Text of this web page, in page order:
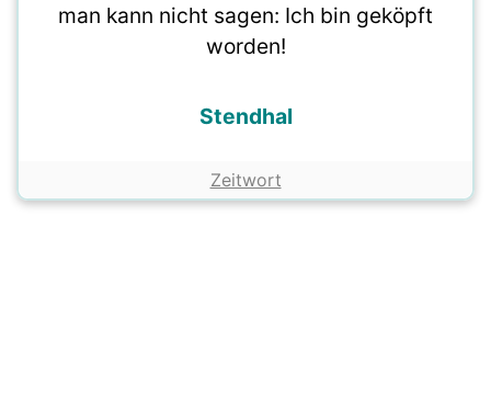
man kann nicht sagen: Ich bin geköpft
worden!
Stendhal
Zeitwort